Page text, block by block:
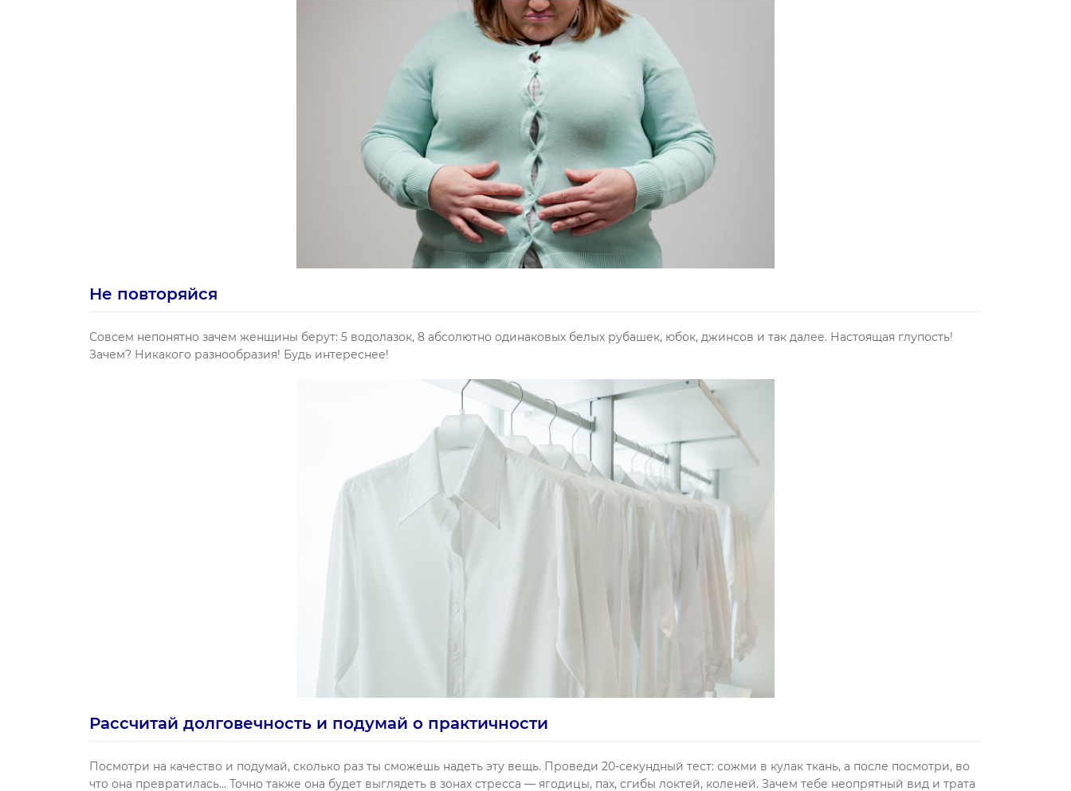
Не повторяйся
Совсем непонятно зачем женщины берут: 5 водолазок, 8 абсолютно одинаковых белых рубашек, юбок, джинсов и так далее. Настоящая глупость!
Зачем? Никакого разнообразия! Будь интереснее!
Рассчитай долговечность и подумай о практичности
Посмотри на качество и подумай, сколько раз ты сможешь надеть эту вещь. Проведи 20-секундный тест: сожми в кулак ткань, а после посмотри, во
что она превратилась… Точно также она будет выглядеть в зонах стресса — ягодицы, пах, сгибы локтей, коленей. Зачем тебе неопрятный вид и трата